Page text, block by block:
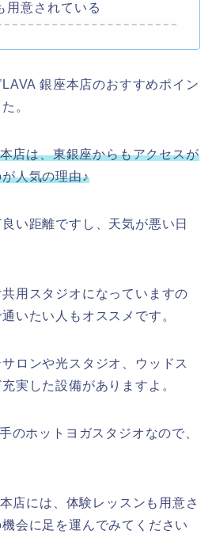
用意されている
銀座本店のおすすめポイン
。
店は、東銀座からもアクセスが
人気の理由♪
い距離ですし、天気が悪い日
用スタジオになっていますの
いたい人もオススメです。
ロンや光スタジオ、ウッドス
実した設備がありますよ。
のホットヨガスタジオなので、
店には、体験レッスンも用意さ
会に足を運んでみてください